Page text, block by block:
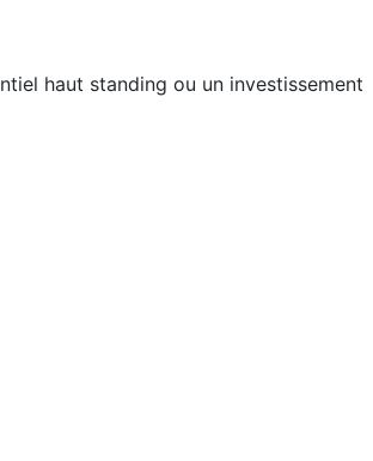
haut standing ou un investissement